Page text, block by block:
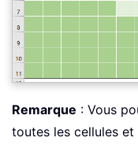
Remarque : Vous
toutes les cellules